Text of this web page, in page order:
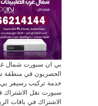
بي ان سبورت شمال
الحصريون في منطقة
خدمة تركيب رسيفر
سبورت نقل الاشتراك
الاشتراك في باقات